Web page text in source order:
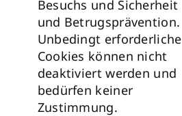
Besuchs und Sicherheit
und Betrugsprävention.
Unbedingt erforderliche
Cookies können nicht
deaktiviert werden und
bedürfen keiner
Zustimmung.